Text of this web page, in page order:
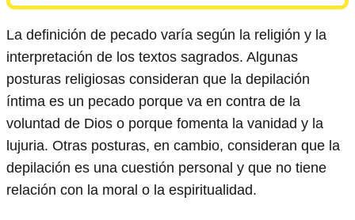
La definición de pecado varía según la religión y la
interpretación de los textos sagrados. Algunas
posturas religiosas consideran que la depilación
íntima es un pecado porque va en contra de la
voluntad de Dios o porque fomenta la vanidad y la
lujuria. Otras posturas, en cambio, consideran que la
depilación es una cuestión personal y que no tiene
relación con la moral o la espiritualidad.